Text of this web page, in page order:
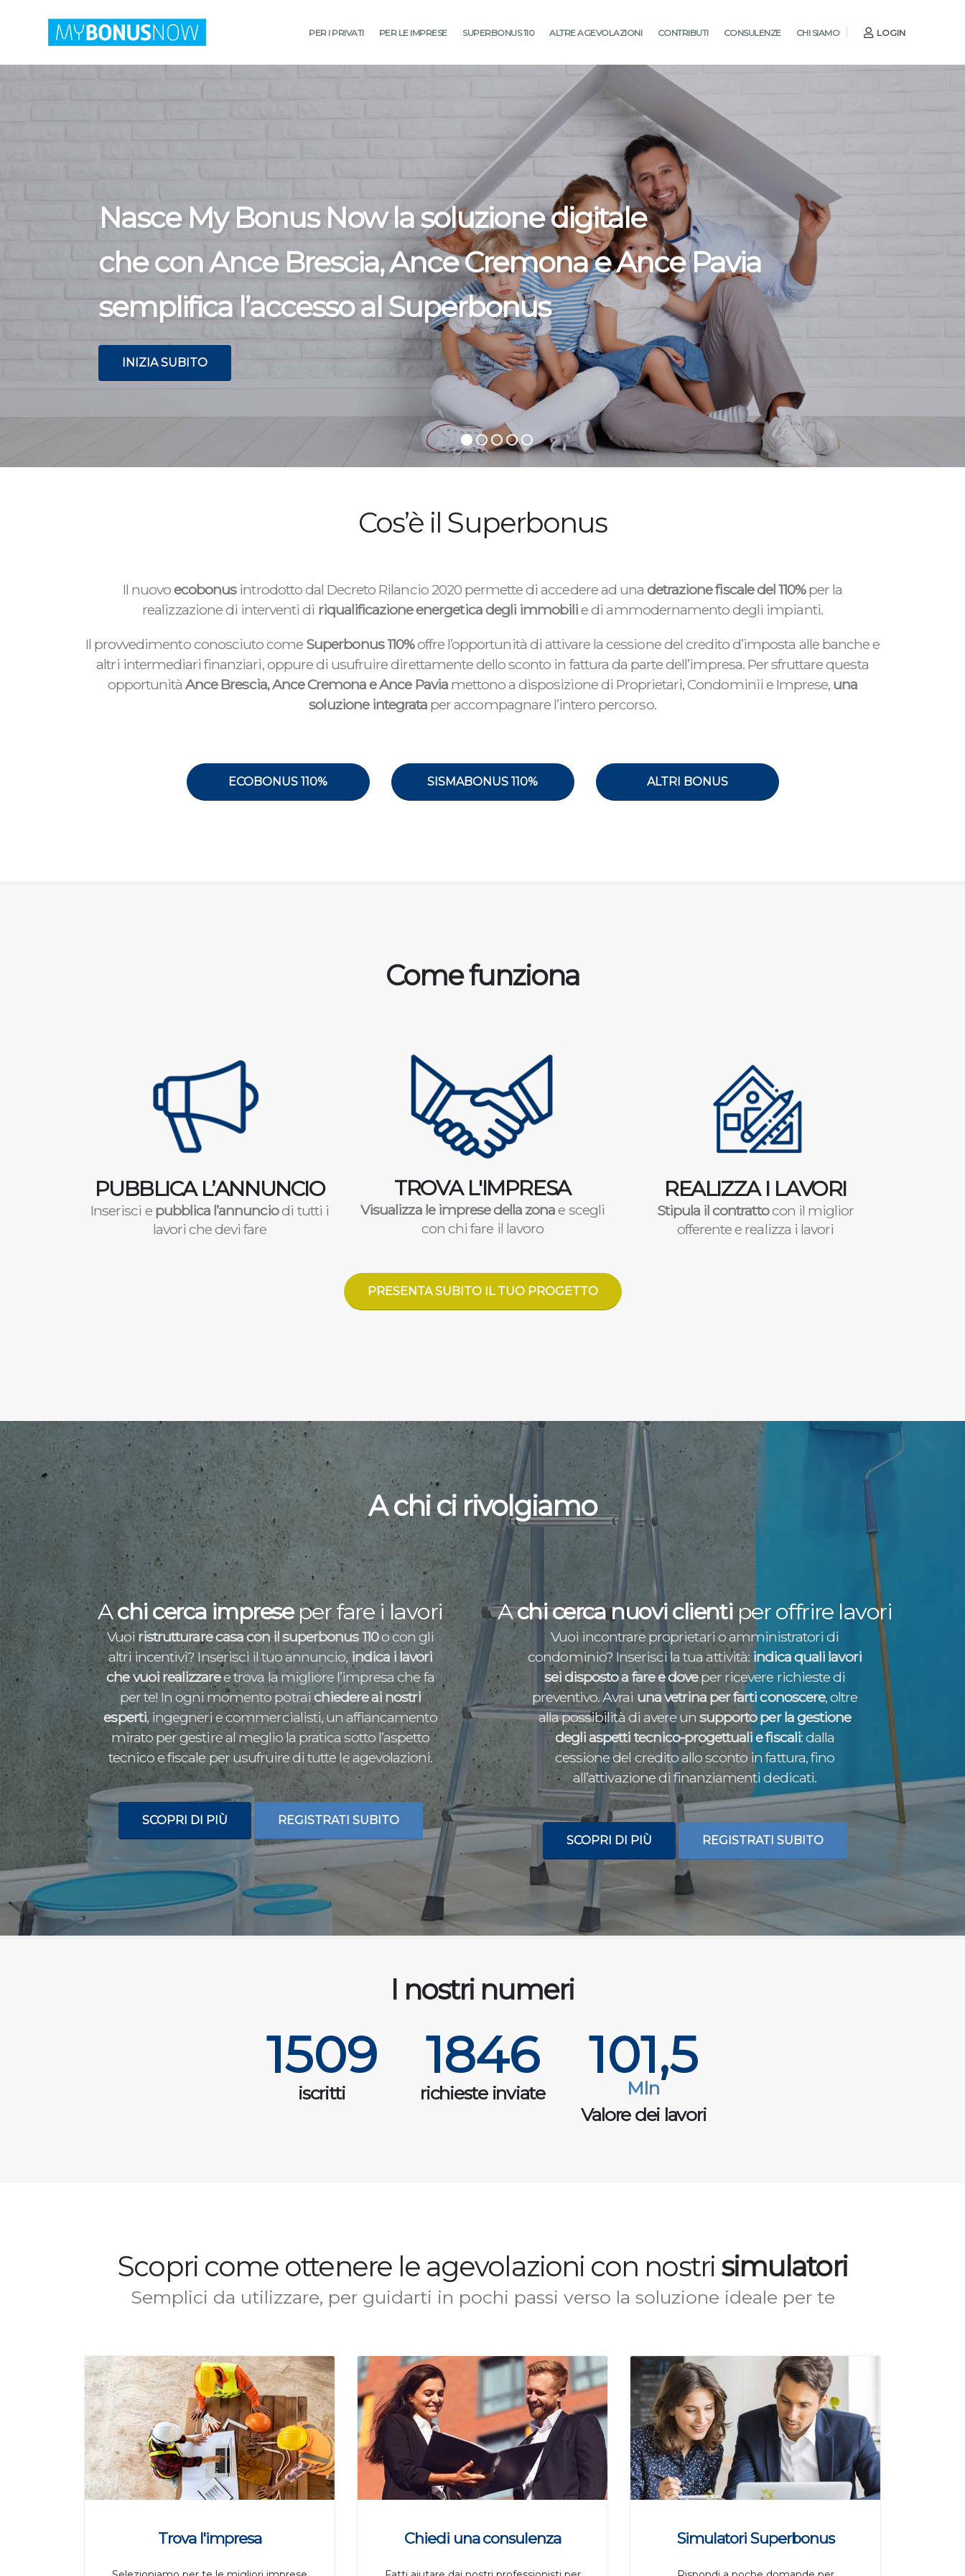
PER I PRIVATI PER LE IMPRESE SUPERBONUS 110 ALTRE AGEVOLAZIONI CONTRIBUTI CONSULENZE CHI SIAMO LOGIN
Nasce My Bonus Now la soluzione digitale
che con Ance Brescia, Ance Cremona e Ance Pavia
semplifica l’accesso alSuperbonus
INIZIA SUBITO
Cos’è il Superbonus
Il nuovoecobonusintrodotto dal Decreto Rilancio 2020 permette di accedere ad una detrazione fiscale del 110%per la
realizzazione di interventi di riqualificazione energetica degli immobilie di ammodernamento degli impianti.
Il provvedimento conosciuto come Superbonus 110%offre l’opportunità di attivare la cessione del credito d’imposta alle banche e
altri intermediari finanziari, oppure di usufruire direttamente dello sconto in fattura da parte dell’impresa. Per sfruttare questa
opportunitàAnce Brescia, Ance Cremona e Ance Paviamettono a disposizione di Proprietari, Condominii e Imprese, una
soluzione integrata per accompagnare l’intero percorso.
ECOBONUS 110% SISMABONUS 110% ALTRI BONUS
Come funziona
PUBBLICA L’ANNUNCIO
Inserisci e pubblica l’annunciodi tutti i
lavori che devi fare
TROVA L'IMPRESA
Visualizza le imprese della zonae scegli
con chi fare il lavoro
REALIZZA I LAVORI
Stipula il contrattocon il miglior
offerente e realizza i lavori
PRESENTA SUBITO IL TUO PROGETTO
A chi ci rivolgiamo
Achi cerca impreseper fare i lavori
Vuoi ristrutturare casa con il superbonus 110o con gli
altri incentivi? Inserisci il tuo annuncio,indica i lavori
che vuoi realizzaree trova la migliore l’impresa che fa
per te! In ogni momento potrai chiedere ai nostri
esperti, ingegneri e commercialisti, un affiancamento
mirato per gestire al meglio la pratica sotto l’aspetto
tecnico e fiscale per usufruire di tutte le agevolazioni.
SCOPRI DI PIÙ REGISTRATI SUBITO
Achi cerca nuovi clienti per offrire lavori
Vuoi incontrare proprietari o amministratori di
condominio? Inserisci la tua attività:indica quali lavori
sei disposto a fare e doveper ricevere richieste di
preventivo. Avrai una vetrina per farti conoscere, oltre
alla possibilità di avere unsupporto per la gestione
degli aspetti tecnico-progettuali e fiscali: dalla
cessione del credito allo sconto in fattura, fino
all’attivazione di finanziamenti dedicati.
SCOPRI DI PIÙ REGISTRATI SUBITO
I nostri numeri
1509
iscritti
1846
richieste inviate
101,5
Mln
Valore dei lavori
Scopri come ottenere le agevolazioni con nostri simulatori
Semplici da utilizzare, per guidarti in pochi passi verso la soluzione ideale per te
Trova l'impresa Chiedi una consulenza Simulatori Superbonus